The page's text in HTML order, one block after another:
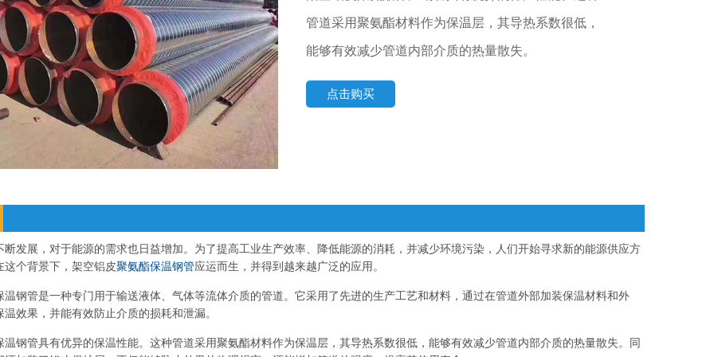
管道采用聚氨酯材料作为保温层，其导热系数很低，
能够有效减少管道内部介质的热量散失。
点击购买
断发展，对于能源的需求也日益增加。为了提高工业生产效率、降低能源的消耗，并减少环境污染，人们开始寻求新的能源供应方
这个背景下，架空铝皮聚氨酯保温钢管应运而生，并得到越来越广泛的应用。
温钢管是一种专门用于输送液体、气体等流体介质的管道。它采用了先进的生产工艺和材料，通过在管道外部加装保温材料和外
效果，并能有效防止介质的损耗和泄漏。
温钢管具有优异的保温性能。这种管道采用聚氨酯材料作为保温层，其导热系数很低，能够有效减少管道内部介质的热量散失。同